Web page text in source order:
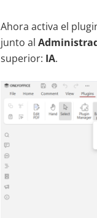
Ahora activa el
junto al
superior: IA.